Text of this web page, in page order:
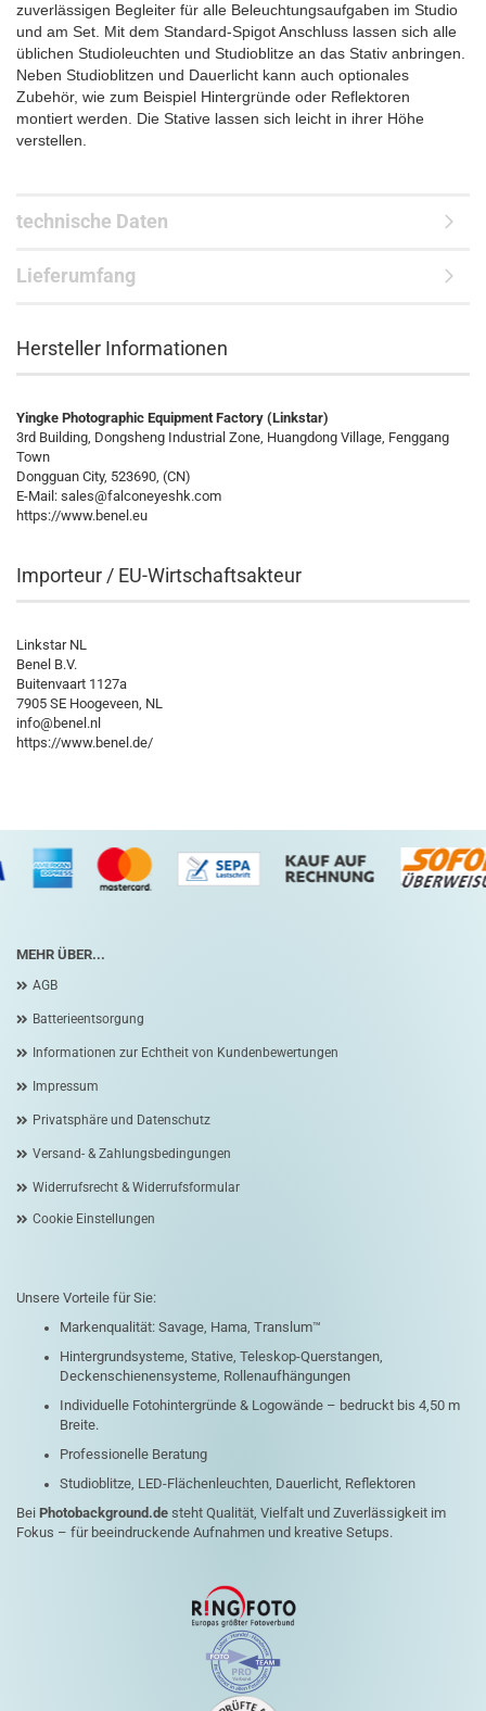
zuverlässigen Begleiter für alle Beleuchtungsaufgaben im Studio
und am Set. Mit dem Standard-Spigot Anschluss lassen sich alle
üblichen Studioleuchten und Studioblitze an das Stativ anbringen.
Neben Studioblitzen und Dauerlicht kann auch optionales
Zubehör, wie zum Beispiel Hintergründe oder Reflektoren
montiert werden. Die Stative lassen sich leicht in ihrer Höhe
verstellen.
technische Daten
Lieferumfang
Hersteller Informationen
Yingke Photographic Equipment Factory (Linkstar)
3rd Building, Dongsheng Industrial Zone, Huangdong Village, Fenggang
Town
Dongguan City, 523690, (CN)
E-Mail: sales@falconeyeshk.com
https://www.benel.eu
Importeur / EU-Wirtschaftsakteur
Linkstar NL
Benel B.V.
Buitenvaart 1127a
7905 SE Hoogeveen, NL
info@benel.nl
https://www.benel.de/
MEHR ÜBER...
AGB
Batterieentsorgung
Informationen zur Echtheit von Kundenbewertungen
Impressum
Privatsphäre und Datenschutz
Versand- & Zahlungsbedingungen
Widerrufsrecht & Widerrufsformular
Cookie Einstellungen
Unsere Vorteile für Sie:
Markenqualität: Savage, Hama, Translum™
Hintergrundsysteme, Stative, Teleskop-Querstangen,
Deckenschienensysteme, Rollenaufhängungen
Individuelle Fotohintergründe & Logowände – bedruckt bis 4,50 m
Breite.
Professionelle Beratung
Studioblitze, LED-Flächenleuchten, Dauerlicht, Reflektoren
Bei Photobackground.de steht Qualität, Vielfalt und Zuverlässigkeit im
Fokus – für beeindruckende Aufnahmen und kreative Setups.